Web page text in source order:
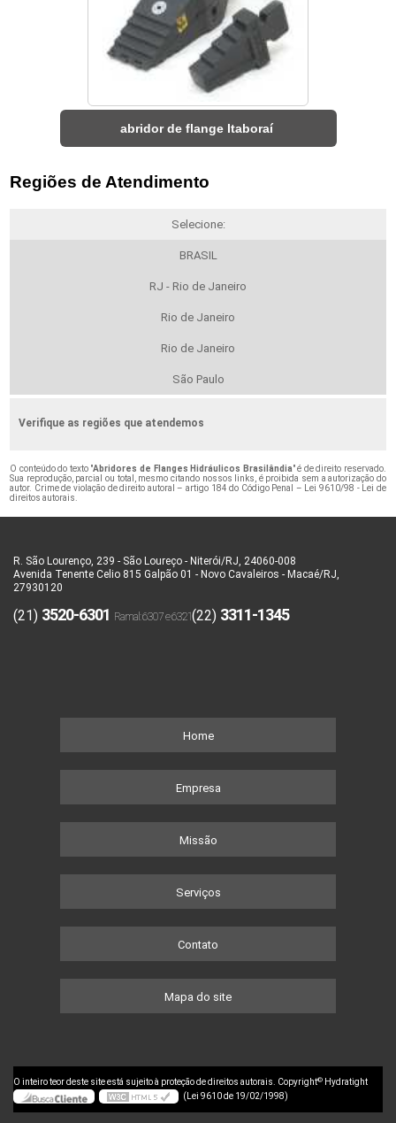
abridor de flange Itaboraí
Regiões de Atendimento
Selecione:
BRASIL
RJ - Rio de Janeiro
Rio de Janeiro
Rio de Janeiro
São Paulo
Verifique as regiões que atendemos
O conteúdo do texto "Abridores de Flanges Hidráulicos Brasilândia" é de direito reservado.
Sua reprodução, parcial ou total, mesmo citando nossos links, é proibida sem a autorização do
autor. Crime de violação de direito autoral – artigo 184 do Código Penal – Lei 9610/98 - Lei de
direitos autorais.
R. São Lourenço, 239 - São Loureço - Niterói/RJ, 24060-008
Avenida Tenente Celio 815 Galpão 01 - Novo Cavaleiros - Macaé/RJ,
27930120
(21) 3520-6301 (22) 3311-1345
Home
Empresa
Missão
Serviços
Contato
Mapa do site
O inteiro teor deste site está sujeito à proteção de direitos autorais. Copyright© Hydratight
(Lei 9610 de 19/02/1998)